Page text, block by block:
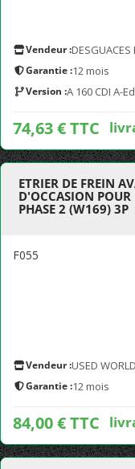
Vendeur :DESGUACES
Garantie :12 mois
Version :A 160 CDI A-
74,63 € TTC
ETRIER DE FREIN
D'OCCASION POUR
PHASE 2 (W169) 3P
F055
Vendeur :USED
Garantie :12 mois
84,00 € TTC